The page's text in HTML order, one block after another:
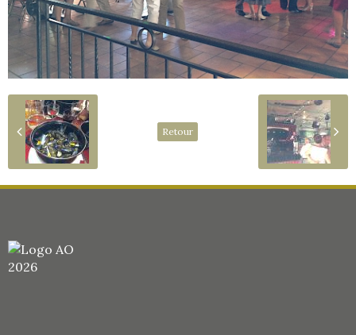
Retour